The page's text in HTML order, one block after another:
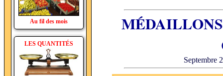
Au fil des mois
LES QUANTITÉS
Septembre